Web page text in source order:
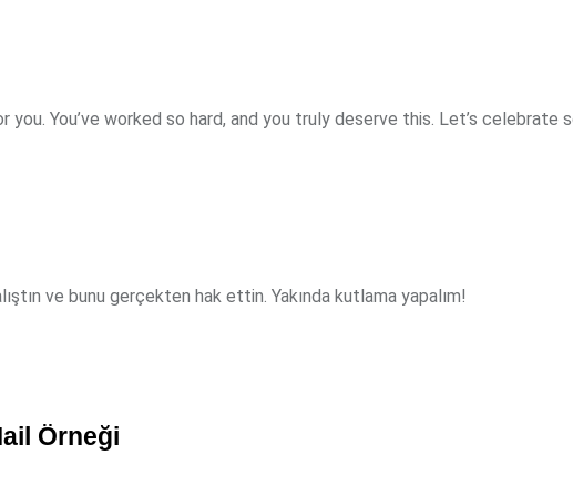
You’ve worked so hard, and you truly deserve this. Let’s celebrate
ve bunu gerçekten hak ettin. Yakında kutlama yapalım!
Örneği